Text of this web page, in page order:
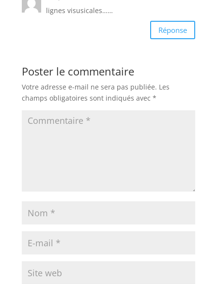
lignes visusicales……
Réponse
Poster le commentaire
Votre adresse e-mail ne sera pas publiée. Les
champs obligatoires sont indiqués avec *